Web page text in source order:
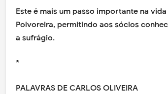
Este é mais um passo importante na
Polvoreira, permitindo aos sócios
a sufrágio.
*
PALAVRAS DE CARLOS OLIVEIRA